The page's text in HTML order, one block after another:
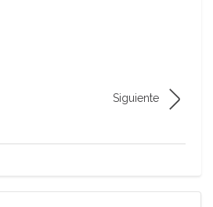
Siguiente